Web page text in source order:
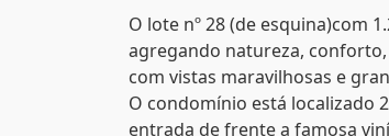
O lote nº 28 (de esquina)com
agregando natureza,
com vistas maravilhosas e
O condomínio está localizado
entrada de frente a famosa